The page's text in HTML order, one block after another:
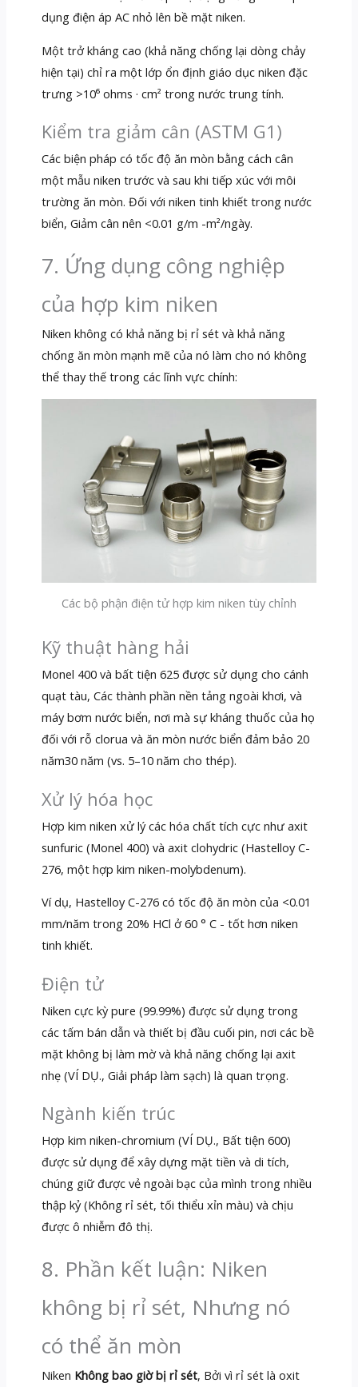
dụng điện áp AC nhỏ lên bề mặt niken.
Một trở kháng cao (khả năng chống lại dòng chảy
hiện tại) chỉ ra một lớp ổn định giáo dục niken đặc
trưng >10⁶ ohms · cm² trong nước trung tính.
Kiểm tra giảm cân (ASTM G1)
Các biện pháp có tốc độ ăn mòn bằng cách cân
một mẫu niken trước và sau khi tiếp xúc với môi
trường ăn mòn. Đối với niken tinh khiết trong nước
biển, Giảm cân nên <0.01 g/m -m²/ngày.
7. Ứng dụng công nghiệp
của hợp kim niken
Niken không có khả năng bị rỉ sét và khả năng
chống ăn mòn mạnh mẽ của nó làm cho nó không
thể thay thế trong các lĩnh vực chính:
Các bộ phận điện tử hợp kim niken tùy chỉnh
Kỹ thuật hàng hải
Monel 400 và bất tiện 625 được sử dụng cho cánh
quạt tàu, Các thành phần nền tảng ngoài khơi, và
máy bơm nước biển, nơi mà sự kháng thuốc của họ
đối với rỗ clorua và ăn mòn nước biển đảm bảo 20
năm30 năm (vs. 5–10 năm cho thép).
Xử lý hóa học
Hợp kim niken xử lý các hóa chất tích cực như axit
sunfuric (Monel 400) và axit clohydric (Hastelloy C-
276, một hợp kim niken-molybdenum).
Ví dụ, Hastelloy C-276 có tốc độ ăn mòn của <0.01
mm/năm trong 20% HCl ở 60 ° C - tốt hơn niken
tinh khiết.
Điện tử
Niken cực kỳ pure (99.99%) được sử dụng trong
các tấm bán dẫn và thiết bị đầu cuối pin, nơi các bề
mặt không bị làm mờ và khả năng chống lại axit
nhẹ (VÍ DỤ., Giải pháp làm sạch) là quan trọng.
Ngành kiến ​​​​trúc
Hợp kim niken-chromium (VÍ DỤ., Bất tiện 600)
được sử dụng để xây dựng mặt tiền và di tích,
chúng giữ được vẻ ngoài bạc của mình trong nhiều
thập kỷ (Không rỉ sét, tối thiểu xỉn màu) và chịu
được ô nhiễm đô thị.
8. Phần kết luận: Niken
không bị rỉ sét, Nhưng nó
có thể ăn mòn
Niken Không bao giờ bị rỉ sét, Bởi vì rỉ sét là oxit